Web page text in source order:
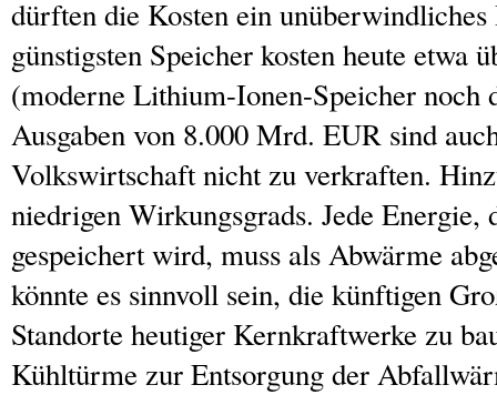
dürften die Kosten ein
günstigsten Speicher kosten heute etwa
(moderne Lithium-Ionen-Speicher noch
Ausgaben von 8.000 Mrd. EUR sind
Volkswirtschaft nicht zu verkraften.
niedrigen Wirkungsgrads. Jede
gespeichert wird, muss als Abwärme
könnte es sinnvoll sein, die künftigen
Standorte heutiger Kernkraftwerke zu
Kühltürme zur Entsorgung der